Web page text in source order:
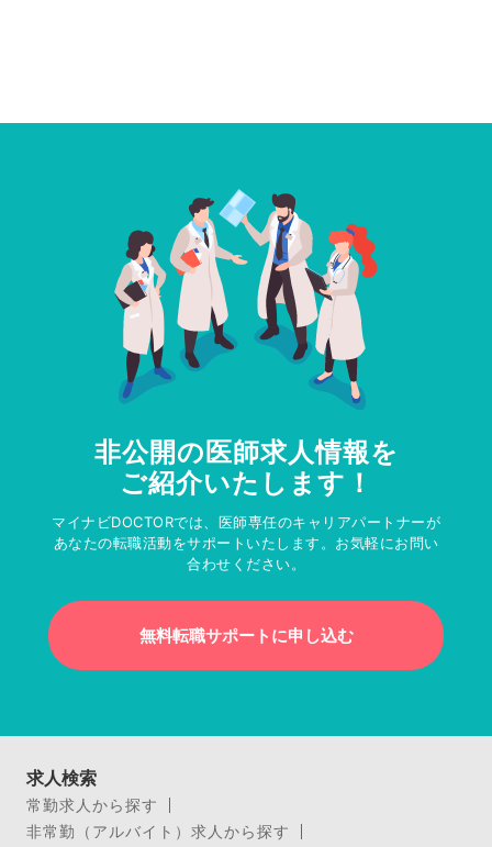
非公開の医師求人情報を
ご紹介いたします！
マイナビDOCTORでは、医師専任のキャリアパートナーが
あなたの転職活動をサポートいたします。お気軽にお問い
合わせください。
無料転職サポートに申し込む
求人検索
常勤求人から探す
非常勤（アルバイト）求人から探す